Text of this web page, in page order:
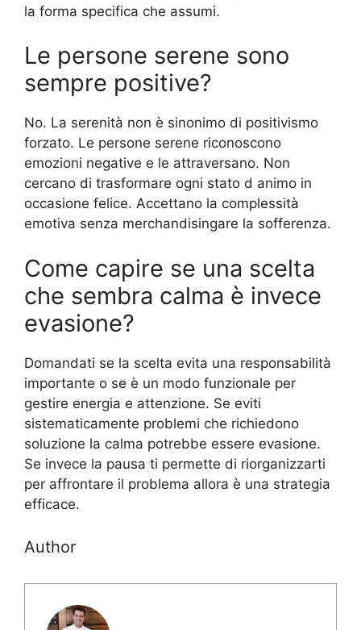
la forma specifica che assumi.
Le persone serene sono
sempre positive?
No. La serenità non è sinonimo di positivismo
forzato. Le persone serene riconoscono
emozioni negative e le attraversano. Non
cercano di trasformare ogni stato d animo in
occasione felice. Accettano la complessità
emotiva senza merchandisingare la sofferenza.
Come capire se una scelta
che sembra calma è invece
evasione?
Domandati se la scelta evita una responsabilità
importante o se è un modo funzionale per
gestire energia e attenzione. Se eviti
sistematicamente problemi che richiedono
soluzione la calma potrebbe essere evasione.
Se invece la pausa ti permette di riorganizzarti
per affrontare il problema allora è una strategia
efficace.
Author